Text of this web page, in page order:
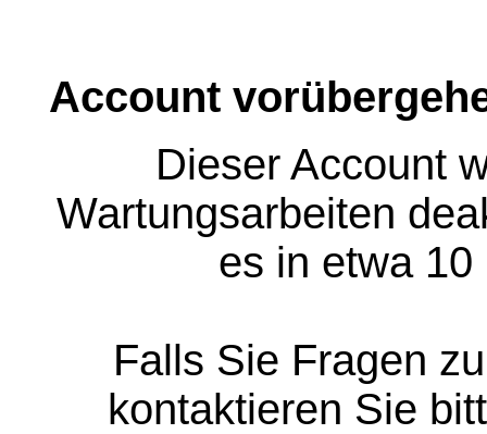
Account
Dieser Account
Wartungsarbeiten
es in etwa
Falls Sie Fragen
kontaktieren Sie